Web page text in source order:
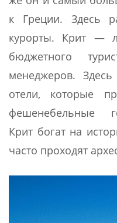
к Греции. Здесь
курорты. Крит —
бюджетного
менеджеров.
отели, которые
фешенебельные
Крит богат на
часто проходят